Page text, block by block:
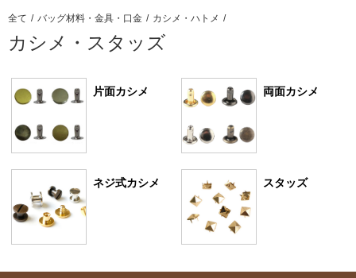
全て / バッグ材料・金具・口金 / カシメ・ハトメ /
カシメ・スタッズ
片面カシメ 両面カシメ
ネジ式カシメ スタッズ